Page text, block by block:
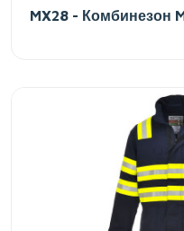
MX28 - Комбинезон